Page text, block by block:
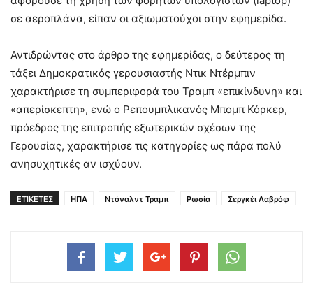
σε αεροπλάνα, είπαν οι αξιωματούχοι στην εφημερίδα.
Αντιδρώντας στο άρθρο της εφημερίδας, ο δεύτερος τη
τάξει Δημοκρατικός γερουσιαστής Ντικ Ντέρμπιν
χαρακτήρισε τη συμπεριφορά του Τραμπ «επικίνδυνη» και
«απερίσκεπτη», ενώ ο Ρεπουμπλικανός Μπομπ Κόρκερ,
πρόεδρος της επιτροπής εξωτερικών σχέσων της
Γερουσίας, χαρακτήρισε τις κατηγορίες ως πάρα πολύ
ανησυχητικές αν ισχύουν.
ΕΤΙΚΕΤΕΣ ΗΠΑ Ντόναλντ Τραμπ Ρωσία Σεργκέι Λαβρόφ